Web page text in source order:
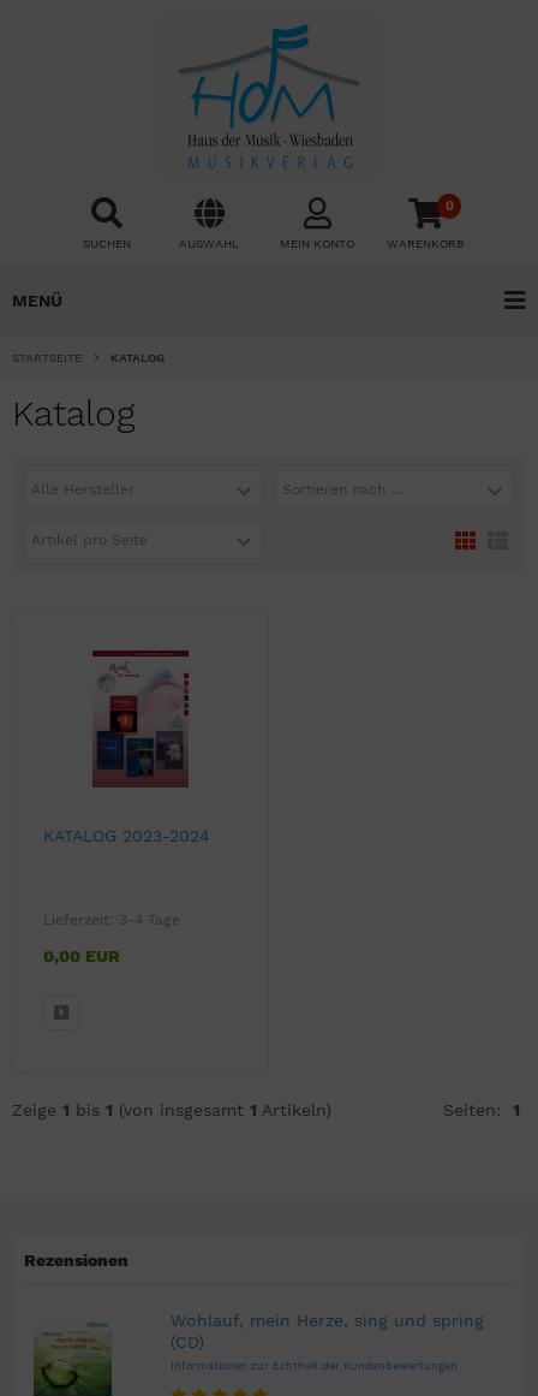
SUCHEN AUSWAHL MEIN KONTO
0
WARENKORB
MENÜ
STARTSEITE KATALOG
Katalog
Alle Hersteller Sortieren nach ...
Artikel pro Seite
KATALOG 2023-2024
Lieferzeit: 3-4 Tage
0,00 EUR
Zeige 1 bis 1 (von insgesamt 1 Artikeln) Seiten: 1
Rezensionen
Wohlauf, mein Herze, sing und spring
(CD)
Informationen zur Echtheit der Kundenbewertungen